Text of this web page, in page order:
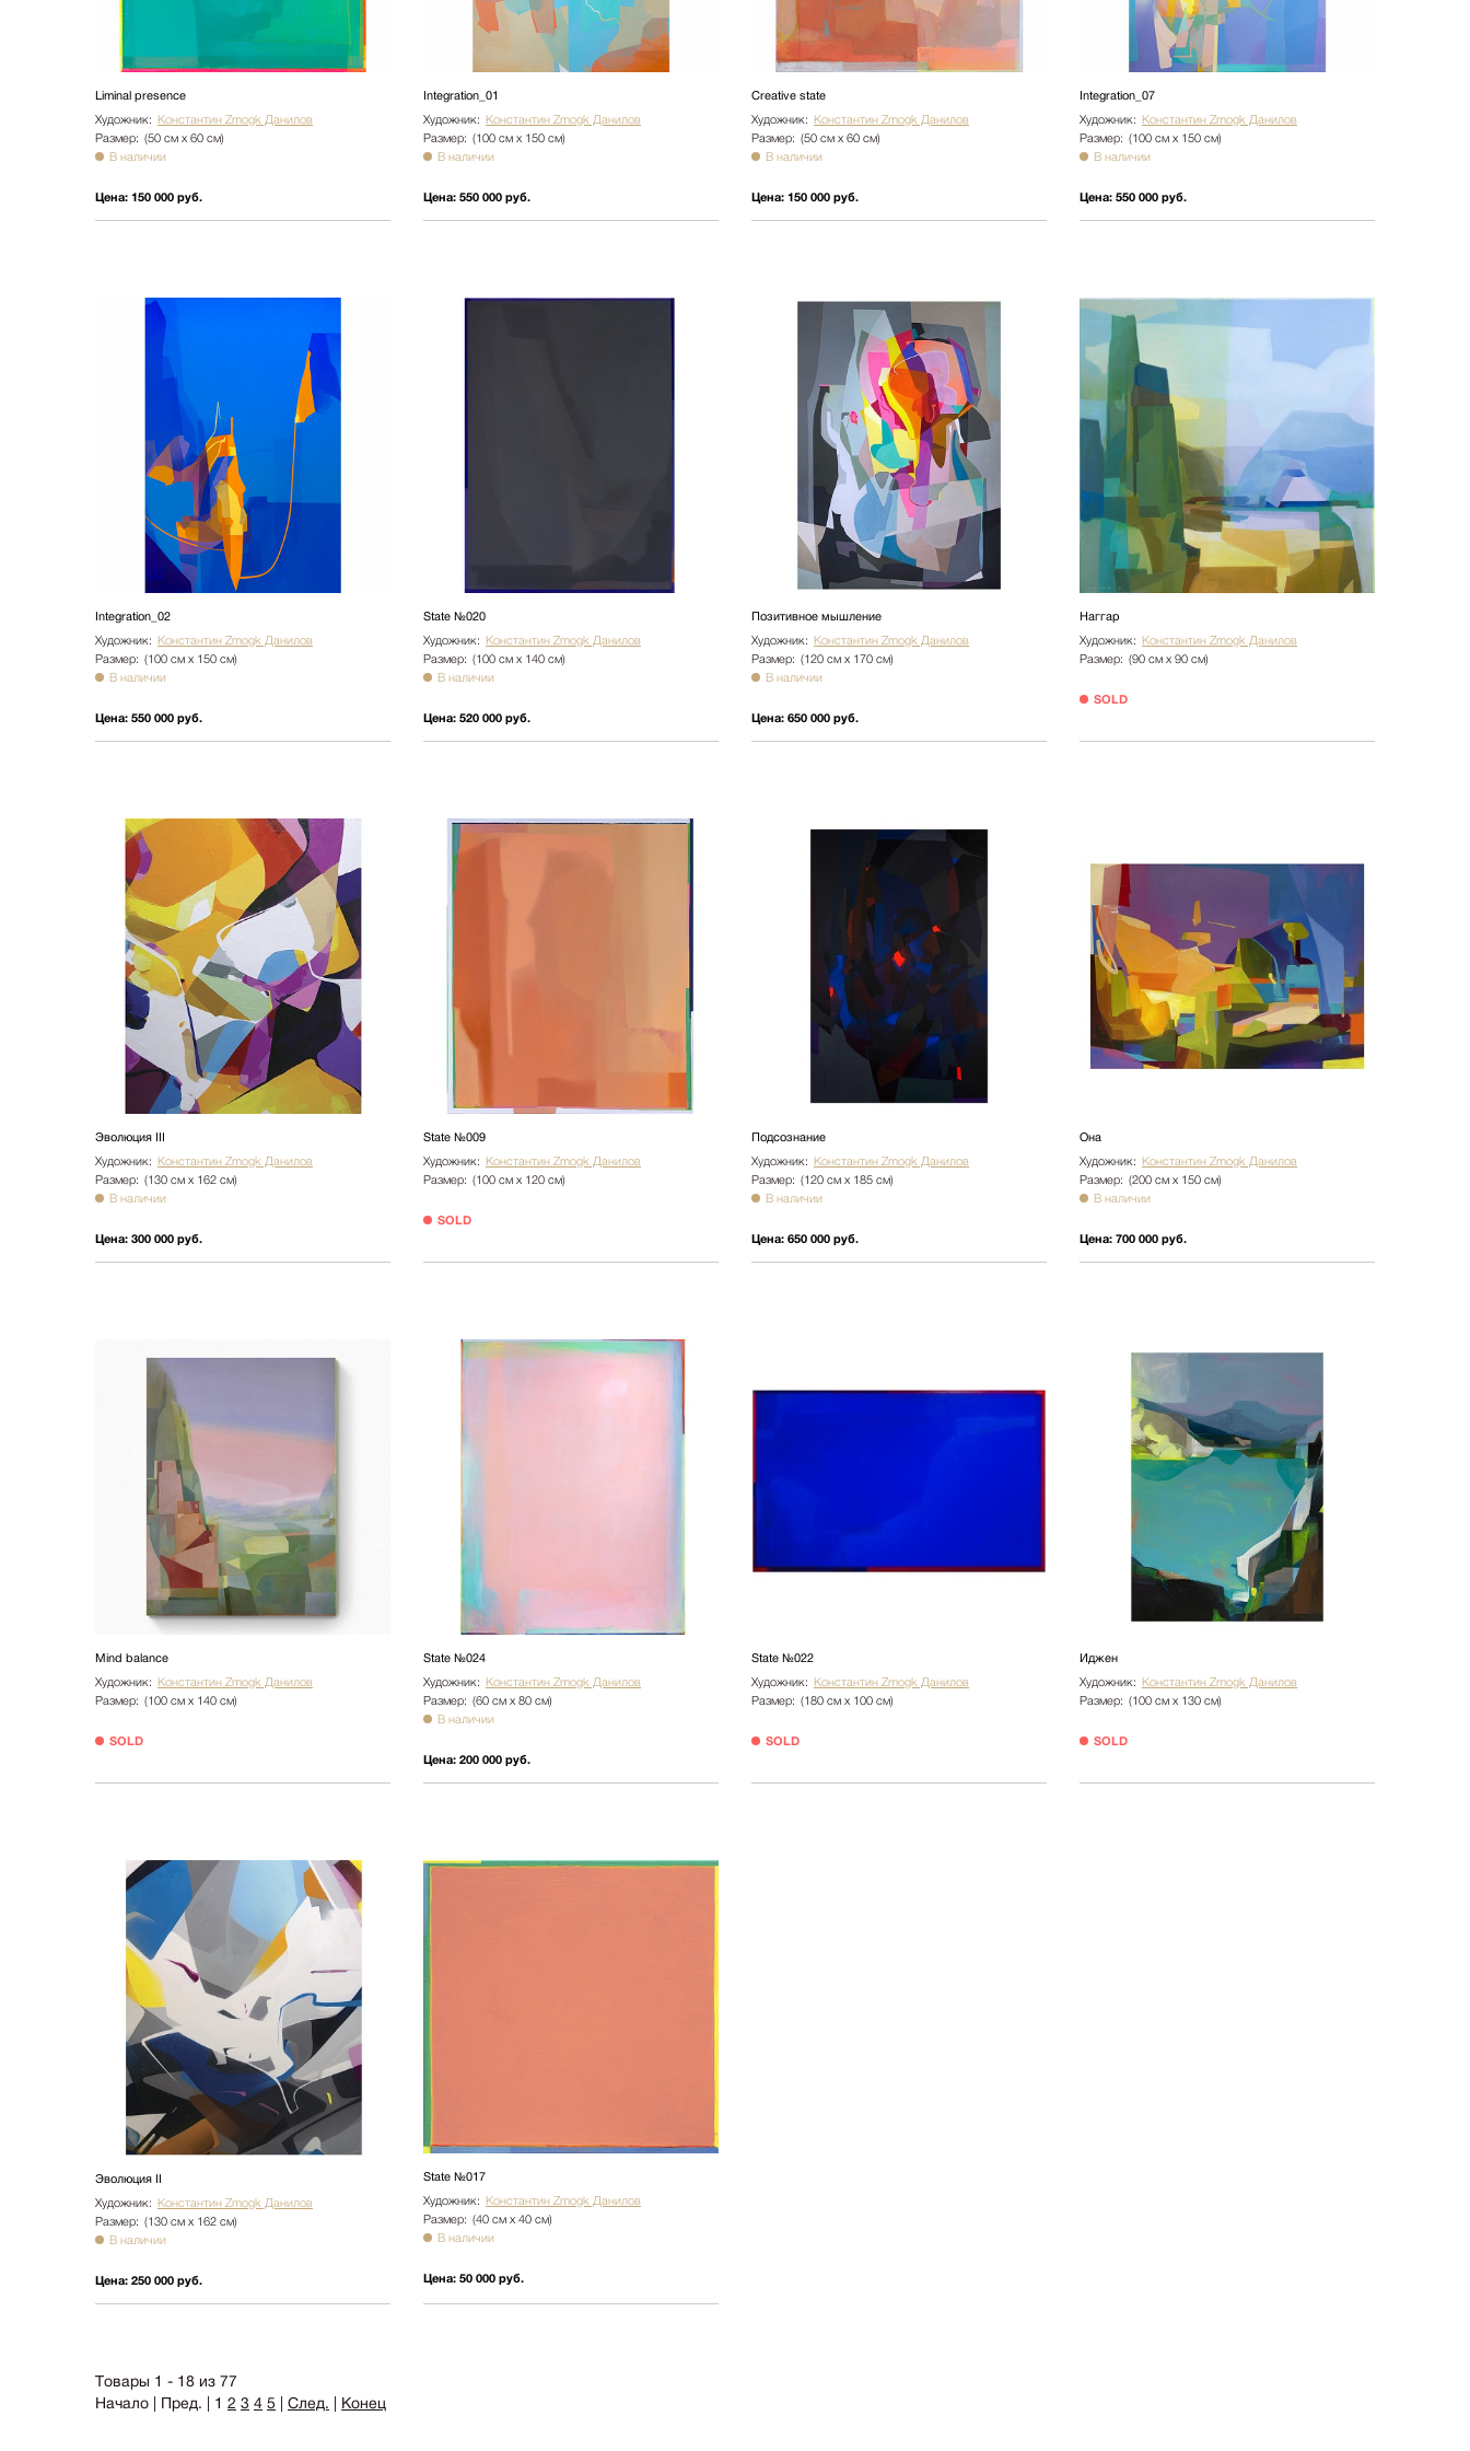
Liminal presence
Художник: Константин Zmogk Данилов
Размер: (50 см х 60 см)
В наличии
Цена: 150 000 руб.
Integration_01
Художник: Константин Zmogk Данилов
Размер: (100 см х 150 см)
В наличии
Цена: 550 000 руб.
Creative state
Художник: Константин Zmogk Данилов
Размер: (50 см х 60 см)
В наличии
Цена: 150 000 руб.
Integration_07
Художник: Константин Zmogk Данилов
Размер: (100 см х 150 см)
В наличии
Цена: 550 000 руб.
Integration_02
Художник: Константин Zmogk Данилов
Размер: (100 см х 150 см)
В наличии
Цена: 550 000 руб.
State №020
Художник: Константин Zmogk Данилов
Размер: (100 см х 140 см)
В наличии
Цена: 520 000 руб.
Позитивное мышление
Художник: Константин Zmogk Данилов
Размер: (120 см х 170 см)
В наличии
Цена: 650 000 руб.
Наггар
Художник: Константин Zmogk Данилов
Размер: (90 см х 90 см)
SOLD
Эволюция III
Художник: Константин Zmogk Данилов
Размер: (130 см х 162 см)
В наличии
Цена: 300 000 руб.
State №009
Художник: Константин Zmogk Данилов
Размер: (100 см х 120 см)
SOLD
Подсознание
Художник: Константин Zmogk Данилов
Размер: (120 см х 185 см)
В наличии
Цена: 650 000 руб.
Она
Художник: Константин Zmogk Данилов
Размер: (200 см х 150 см)
В наличии
Цена: 700 000 руб.
Mind balance
Художник: Константин Zmogk Данилов
Размер: (100 см х 140 см)
SOLD
State №024
Художник: Константин Zmogk Данилов
Размер: (60 см х 80 см)
В наличии
Цена: 200 000 руб.
State №022
Художник: Константин Zmogk Данилов
Размер: (180 см х 100 см)
SOLD
Иджен
Художник: Константин Zmogk Данилов
Размер: (100 см х 130 см)
SOLD
Эволюция II
Художник: Константин Zmogk Данилов
Размер: (130 см х 162 см)
В наличии
Цена: 250 000 руб.
State №017
Художник: Константин Zmogk Данилов
Размер: (40 см х 40 см)
В наличии
Цена: 50 000 руб.
Товары 1 - 18 из 77
Начало | Пред. | 1 2 3 4 5 След. Конец